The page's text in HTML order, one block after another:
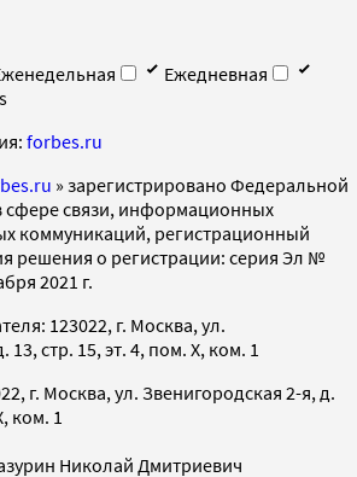
Ежедневная
forbes.ru
» зарегистрировано Федеральной
сфере связи, информационных
коммуникаций, регистрационный
решения о регистрации: серия Эл №
2021 г.
123022, г. Москва, ул.
стр. 15, эт. 4, пом. X, ком. 1
г. Москва, ул. Звенигородская 2-я, д.
ком. 1
Николай Дмитриевич